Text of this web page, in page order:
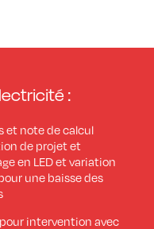
:
et note de calcul
de projet et
en LED et variation
une baisse des
intervention avec